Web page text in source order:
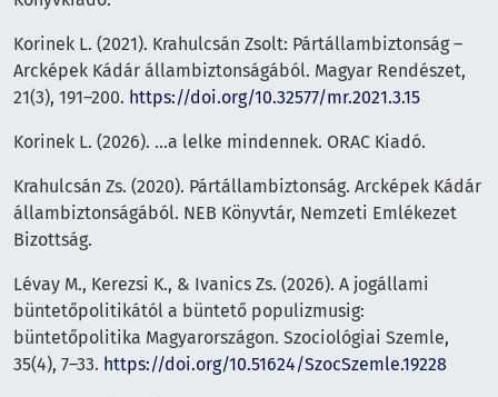
Korinek L. (2021). Krahulcsán Zsolt: Pártállambiztonság –
Arcképek Kádár állambiztonságából. Magyar Rendészet,
21(3), 191–200. https://doi.org/10.32577/mr.2021.3.15
Korinek L. (2026). …a lelke mindennek. ORAC Kiadó.
Krahulcsán Zs. (2020). Pártállambiztonság. Arcképek Kádár
állambiztonságából. NEB Könyvtár, Nemzeti Emlékezet
Bizottság.
Lévay M., Kerezsi K., & Ivanics Zs. (2026). A jogállami
büntetőpolitikától a büntető populizmusig:
büntetőpolitika Magyarországon. Szociológiai Szemle,
35(4), 7–33. https://doi.org/10.51624/SzocSzemle.19228